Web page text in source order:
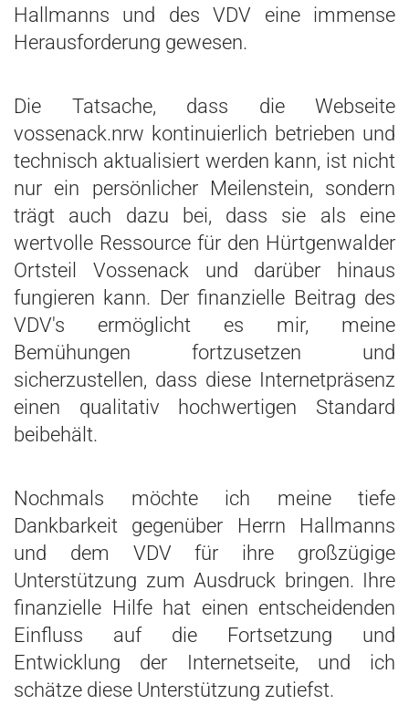
Hallmanns und des VDV eine immense
Herausforderung gewesen.
Die Tatsache, dass die Webseite
vossenack.nrw kontinuierlich betrieben und
technisch aktualisiert werden kann, ist nicht
nur ein persönlicher Meilenstein, sondern
trägt auch dazu bei, dass sie als eine
wertvolle Ressource für den Hürtgenwalder
Ortsteil Vossenack und darüber hinaus
fungieren kann. Der finanzielle Beitrag des
VDV's ermöglicht es mir, meine
Bemühungen fortzusetzen und
sicherzustellen, dass diese Internetpräsenz
einen qualitativ hochwertigen Standard
beibehält.
Nochmals möchte ich meine tiefe
Dankbarkeit gegenüber Herrn Hallmanns
und dem VDV für ihre großzügige
Unterstützung zum Ausdruck bringen. Ihre
finanzielle Hilfe hat einen entscheidenden
Einfluss auf die Fortsetzung und
Entwicklung der Internetseite, und ich
schätze diese Unterstützung zutiefst.